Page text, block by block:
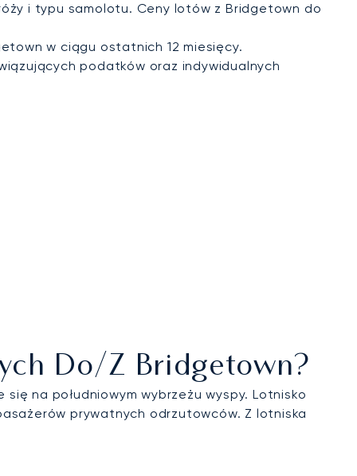
i typu samolotu. Ceny lotów z Bridgetown do
w ciągu ostatnich 12 miesięcy.
podatków oraz indywidualnych
Do/z Bridgetown?
się na południowym wybrzeżu wyspy. Lotnisko
prywatnych odrzutowców. Z lotniska